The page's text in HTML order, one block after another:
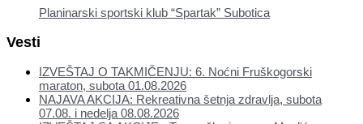
Planinarski sportski klub “Spartak” Subotica
Vesti
IZVEŠTAJ O TAKMIČENJU: 6. Noćni Fruškogorski
maraton, subota 01.08.2026
NAJAVA AKCIJA: Rekreativna šetnja zdravlja, subota
07.08. i nedelja 08.08.2026